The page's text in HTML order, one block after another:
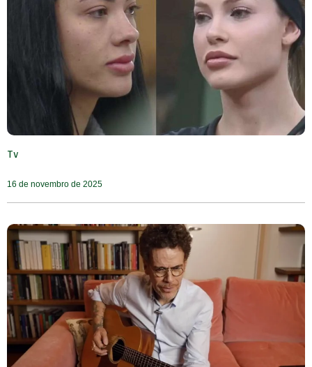
Tv
16 de novembro de 2025